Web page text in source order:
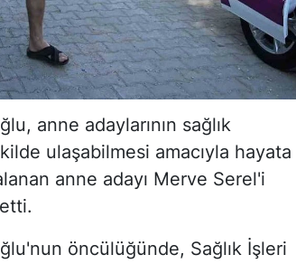
anne adaylarının sağlık
ulaşabilmesi amacıyla hayata
anne adayı Merve Serel'i
öncülüğünde, Sağlık İşleri